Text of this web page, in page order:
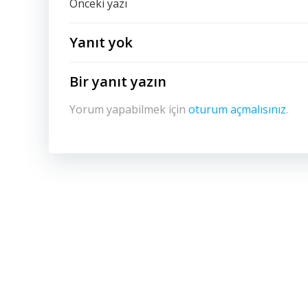
Yazı
dolaşımı
Önceki yazı
Yanıt yok
Bir yanıt yazın
Yorum yapabilmek için oturum açmalısınız.